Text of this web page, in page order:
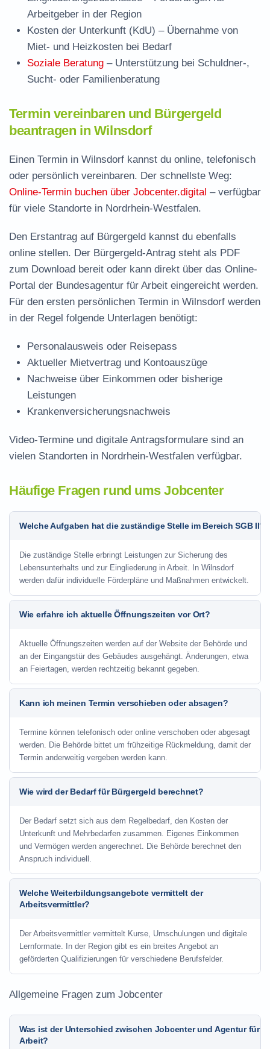
Arbeitgeber in der Region
Kosten der Unterkunft (KdU) – Übernahme von
Miet- und Heizkosten bei Bedarf
Soziale Beratung – Unterstützung bei Schuldner-,
Sucht- oder Familienberatung
Termin vereinbaren und Bürgergeld
beantragen in Wilnsdorf
Einen Termin in Wilnsdorf kannst du online, telefonisch
oder persönlich vereinbaren. Der schnellste Weg:
Online-Termin buchen über Jobcenter.digital – verfügbar
für viele Standorte in Nordrhein-Westfalen.
Den Erstantrag auf Bürgergeld kannst du ebenfalls
online stellen. Der Bürgergeld-Antrag steht als PDF
zum Download bereit oder kann direkt über das Online-
Portal der Bundesagentur für Arbeit eingereicht werden.
Für den ersten persönlichen Termin in Wilnsdorf werden
in der Regel folgende Unterlagen benötigt:
Personalausweis oder Reisepass
Aktueller Mietvertrag und Kontoauszüge
Nachweise über Einkommen oder bisherige
Leistungen
Krankenversicherungsnachweis
Video-Termine und digitale Antragsformulare sind an
vielen Standorten in Nordrhein-Westfalen verfügbar.
Häufige Fragen rund ums Jobcenter
Welche Aufgaben hat die zuständige Stelle im Bereich SGB II?
Die zuständige Stelle erbringt Leistungen zur Sicherung des
Lebensunterhalts und zur Eingliederung in Arbeit. In Wilnsdorf
werden dafür individuelle Förderpläne und Maßnahmen entwickelt.
Wie erfahre ich aktuelle Öffnungszeiten vor Ort?
Aktuelle Öffnungszeiten werden auf der Website der Behörde und
an der Eingangstür des Gebäudes ausgehängt. Änderungen, etwa
an Feiertagen, werden rechtzeitig bekannt gegeben.
Kann ich meinen Termin verschieben oder absagen?
Termine können telefonisch oder online verschoben oder abgesagt
werden. Die Behörde bittet um frühzeitige Rückmeldung, damit der
Termin anderweitig vergeben werden kann.
Wie wird der Bedarf für Bürgergeld berechnet?
Der Bedarf setzt sich aus dem Regelbedarf, den Kosten der
Unterkunft und Mehrbedarfen zusammen. Eigenes Einkommen
und Vermögen werden angerechnet. Die Behörde berechnet den
Anspruch individuell.
Welche Weiterbildungsangebote vermittelt der
Arbeitsvermittler?
Der Arbeitsvermittler vermittelt Kurse, Umschulungen und digitale
Lernformate. In der Region gibt es ein breites Angebot an
geförderten Qualifizierungen für verschiedene Berufsfelder.
Allgemeine Fragen zum Jobcenter
Was ist der Unterschied zwischen Jobcenter und Agentur für
Arbeit?